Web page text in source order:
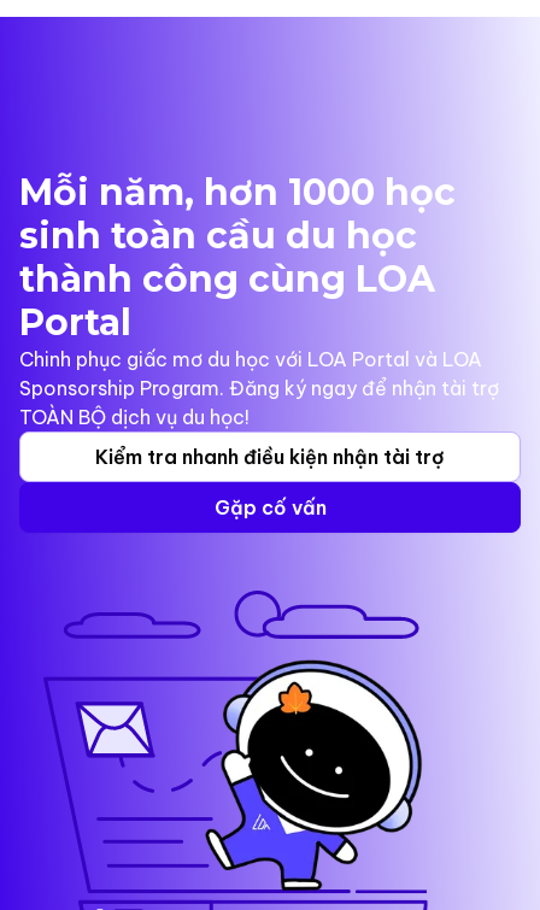
Mỗi năm, hơn 1000 học
sinh toàn cầu du học
thành công cùng LOA
Portal
Chinh phục giấc mơ du học với LOA Portal và LOA
Sponsorship Program. Đăng ký ngay để nhận tài trợ
TOÀN BỘ dịch vụ du học!
Kiểm tra nhanh điều kiện nhận tài trợ
Gặp cố vấn